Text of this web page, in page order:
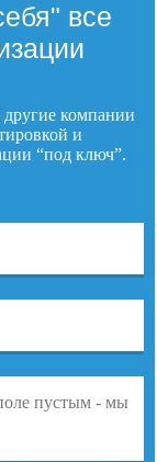
все
компании
и
“под ключ”.